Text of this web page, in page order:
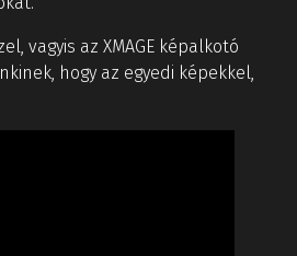
vagyis az XMAGE képalkotó
hogy az egyedi képekkel,